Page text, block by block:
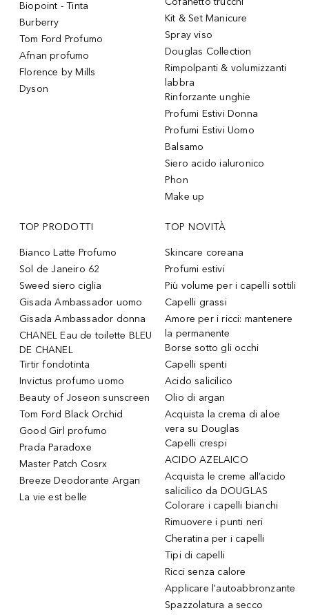
Biopoint - Tinta
Burberry
Tom Ford Profumo
Afnan profumo
Florence by Mills
Dyson
Kit & Set Manicure
Spray viso
Douglas Collection
Rimpolpanti & volumizzanti
labbra
Rinforzante unghie
Profumi Estivi Donna
Profumi Estivi Uomo
Balsamo
Siero acido ialuronico
Phon
Make up
TOP PRODOTTI
Bianco Latte Profumo
Sol de Janeiro 62
Sweed siero ciglia
Gisada Ambassador uomo
Gisada Ambassador donna
CHANEL Eau de toilette BLEU
DE CHANEL
Tirtir fondotinta
Invictus profumo uomo
Beauty of Joseon sunscreen
Tom Ford Black Orchid
Good Girl profumo
Prada Paradoxe
Master Patch Cosrx
Breeze Deodorante Argan
La vie est belle
TOP NOVITÀ
Skincare coreana
Profumi estivi
Più volume per i capelli sottili
Capelli grassi
Amore per i ricci: mantenere
la permanente
Borse sotto gli occhi
Capelli spenti
Acido salicilico
Olio di argan
Acquista la crema di aloe
vera su Douglas
Capelli crespi
ACIDO AZELAICO
Acquista le creme all’acido
salicilico da DOUGLAS
Colorare i capelli bianchi
Rimuovere i punti neri
Cheratina per i capelli
Tipi di capelli
Ricci senza calore
Applicare l'autoabbronzante
Spazzolatura a secco